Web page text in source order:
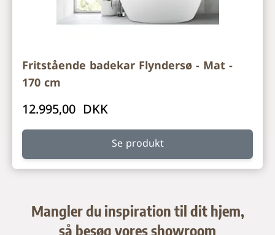
Fritstående badekar Flyndersø - Mat -
170 cm
12.995,00 DKK
Se produkt
Mangler du inspiration til dit hjem,
så besøg vores showroom